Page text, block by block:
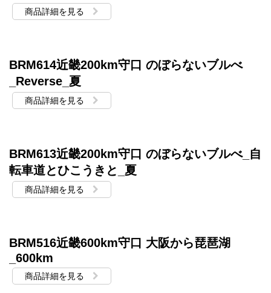
商品詳細を見る
BRM614近畿200km守口 のぼらないブルべ
_Reverse_夏
商品詳細を見る
BRM613近畿200km守口 のぼらないブルべ_自
転車道とひこうきと_夏
商品詳細を見る
BRM516近畿600km守口 大阪から琵琶湖
_600km
商品詳細を見る